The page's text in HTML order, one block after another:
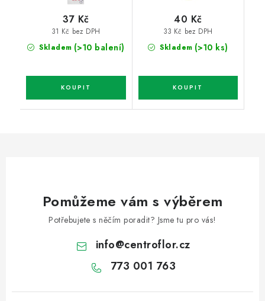
Skladem (>10 balení)
31 Kč bez DPH
37 Kč
Skladem (>10 ks)
33 Kč bez DPH
40 Kč
Pomůžeme vám s výběrem
Potřebujete s něčím poradit? Jsme tu pro vás!
info@centroflor.cz
773 001 763